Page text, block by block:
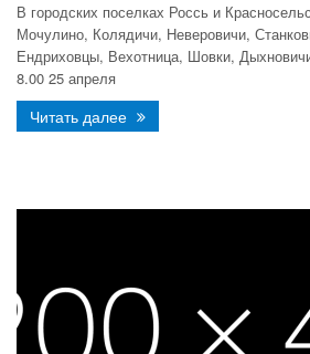
В городских поселках Россь и
Мочулино, Колядичи, Неверовичи,
Ендриховцы, Вехотница, Шовки,
8.00 25 апреля
Читать далее